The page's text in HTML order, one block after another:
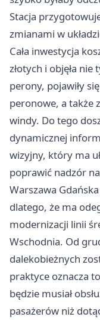
Stacja
zmianami w
Cała inwestycja
złotych i objęła
perony, pojawiły
peronowe, a także
windy. Do tego
dynamicznej
wizyjny, który ma
poprawić nadzór
Warszawa Gdańska
dlatego, że ma
modernizacji linii
Wschodnia. Od
dalekobieżnych
praktyce oznacza
będzie musiał
pasażerów niż